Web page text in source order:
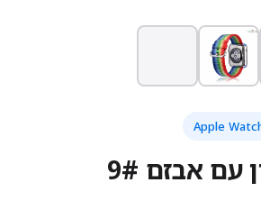
רצועת ניילון עם אבזם 9#